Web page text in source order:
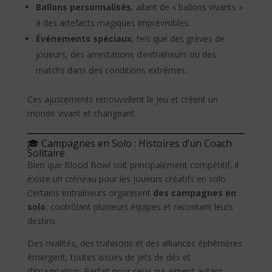
Ballons personnalisés, allant de « ballons vivants »
à des artefacts magiques imprévisibles.
Événements spéciaux, tels que des grèves de
joueurs, des arrestations d’entraîneurs ou des
matchs dans des conditions extrêmes.
Ces ajustements renouvellent le jeu et créent un
monde vivant et changeant.
🎓 Campagnes en Solo : Histoires d’un Coach
Solitaire
Bien que Blood Bowl soit principalement compétitif, il
existe un créneau pour les joueurs créatifs en solo.
Certains entraîneurs organisent des campagnes en
solo, contrôlant plusieurs équipes et racontant leurs
destins.
Des rivalités, des trahisons et des alliances éphémères
émergent, toutes issues de jets de dés et